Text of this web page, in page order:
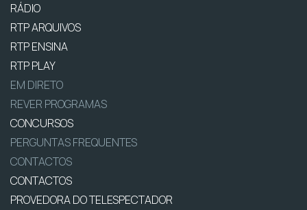
RÁDIO
RTP ARQUIVOS
RTP ENSINA
RTP PLAY
EM DIRETO
REVER PROGRAMAS
CONCURSOS
PERGUNTAS FREQUENTES
CONTACTOS
CONTACTOS
PROVEDORA DO TELESPECTADOR